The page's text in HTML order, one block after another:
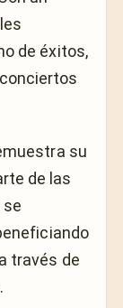
de éxitos,
su
de las
través de